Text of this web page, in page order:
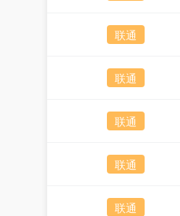
联通
联通
联通
联通
联通